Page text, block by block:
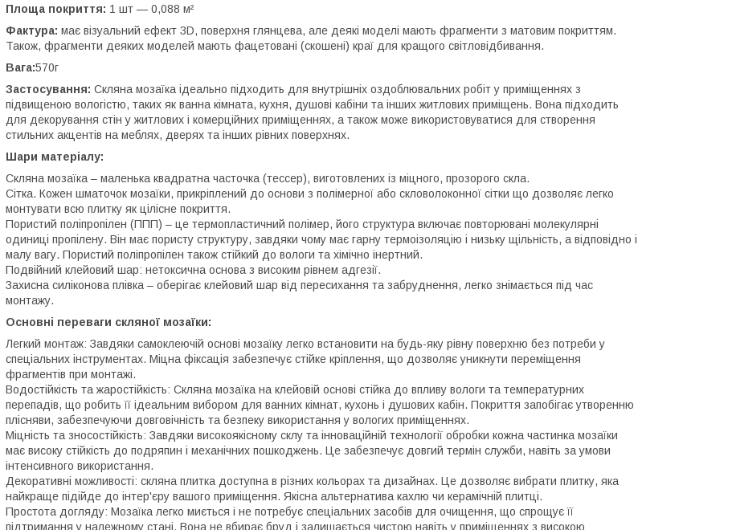
Площа покриття: 1 шт — 0,088 м²
Фактура: має візуальний ефект 3D, поверхня глянцева, але деякі моделі мають фрагменти з матовим покриттям.
Також, фрагменти деяких моделей мають фацетовані (скошені) краї для кращого світловідбивання.
Вага:570г
Застосування: Скляна мозаїка ідеально підходить для внутрішніх оздоблювальних робіт у приміщеннях з
підвищеною вологістю, таких як ванна кімната, кухня, душові кабіни та інших житлових приміщень. Вона підходить
для декорування стін у житлових і комерційних приміщеннях, а також може використовуватися для створення
стильних акцентів на меблях, дверях та інших рівних поверхнях.
Шари матеріалу:
Скляна мозаїка – маленька квадратна часточка (тессер), виготовлених із міцного, прозорого скла.
Сітка. Кожен шматочок мозаїки, прикріплений до основи з полімерної або скловолоконної сітки що дозволяє легко
монтувати всю плитку як цілісне покриття.
Пористий поліпропілен (ППП) – це термопластичний полімер, його структура включає повторювані молекулярні
одиниці пропілену. Він має пористу структуру, завдяки чому має гарну термоізоляцію і низьку щільність, а відповідно і
малу вагу. Пористий поліпропілен також стійкий до вологи та хімічно інертний.
Подвійний клейовий шар: нетоксична основа з високим рівнем адгезії.
Захисна силіконова плівка – оберігає клейовий шар від пересихання та забруднення, легко знімається під час
монтажу.
Основні переваги скляної мозаїки:
Легкий монтаж: Завдяки самоклеючій основі мозаїку легко встановити на будь-яку рівну поверхню без потреби у
спеціальних інструментах. Міцна фіксація забезпечує стійке кріплення, що дозволяє уникнути переміщення
фрагментів при монтажі.
Водостійкість та жаростійкість: Скляна мозаїка на клейовій основі стійка до впливу вологи та температурних
перепадів, що робить її ідеальним вибором для ванних кімнат, кухонь і душових кабін. Покриття запобігає утворенню
плісняви, забезпечуючи довговічність та безпеку використання у вологих приміщеннях.
Міцність та зносостійкість: Завдяки високоякісному склу та інноваційній технології обробки кожна частинка мозаїки
має високу стійкість до подряпин і механічних пошкоджень. Це забезпечує довгий термін служби, навіть за умови
інтенсивного використання.
Декоративні можливості: скляна плитка доступна в різних кольорах та дизайнах. Це дозволяє вибрати плитку, яка
найкраще підійде до інтер'єру вашого приміщення. Якісна альтернатива кахлю чи керамічній плитці.
Простота догляду: Мозаїка легко миється і не потребує спеціальних засобів для очищення, що спрощує її
підтримання у належному стані. Вона не вбирає бруд і залишається чистою навіть у приміщеннях з високою